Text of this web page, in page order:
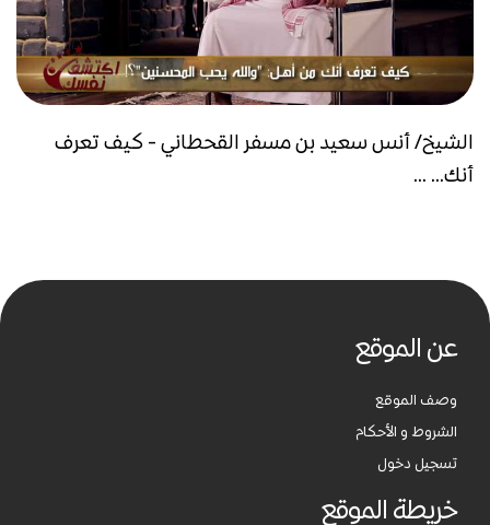
الشيخ/ أنس سعيد بن مسفر القحطاني - كيف تعرف
أنك... ...
عن الموقع
وصف الموقع
الشروط و الأحكام
تسجيل دخول
خريطة الموقع